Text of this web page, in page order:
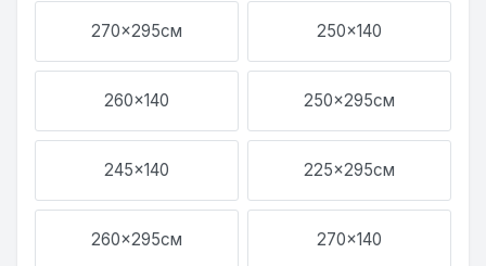
270x295см 250x140
260x140 250x295см
245x140 225x295см
260x295см 270x140